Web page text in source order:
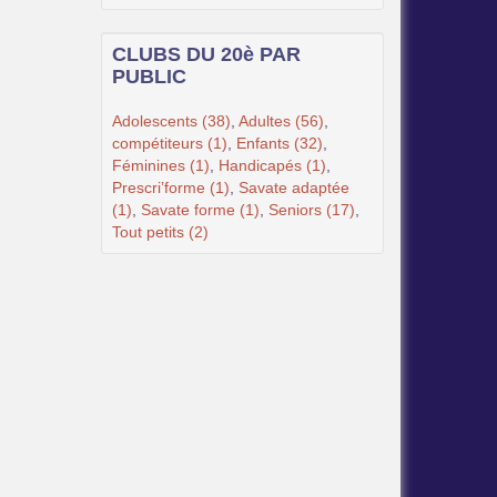
CLUBS DU 20è PAR
PUBLIC
Adolescents (38) Adultes (56)
compétiteurs (1)
Enfants (32)
Féminines (1)
Handicapés (1)
Prescri’forme (1)
Savate adaptée
(1)
Savate forme (1) Seniors (17)
Tout petits (2)